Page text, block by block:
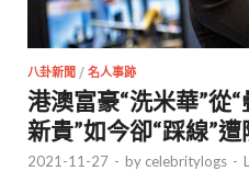
八卦新聞 / 名人事跡
港澳富豪“洗米華”從
新貴”如今卻“踩線”
2021-11-27 - by celebritylogs -